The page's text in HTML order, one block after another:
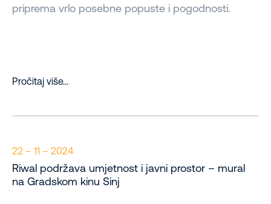
priprema vrlo posebne popuste i pogodnosti.
Pročitaj više…
22 – 11 – 2024
Riwal podržava umjetnost i javni prostor – mural
na Gradskom kinu Sinj